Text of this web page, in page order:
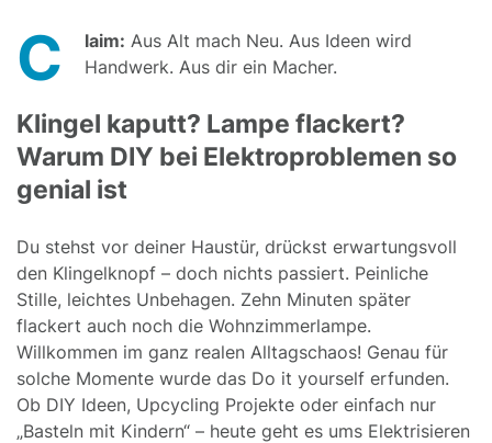
C laim: Aus Alt mach Neu. Aus Ideen wird
Handwerk. Aus dir ein Macher.
Klingel kaputt? Lampe flackert?
Warum DIY bei Elektroproblemen so
genial ist
Du stehst vor deiner Haustür, drückst erwartungsvoll
den Klingelknopf – doch nichts passiert. Peinliche
Stille, leichtes Unbehagen. Zehn Minuten später
flackert auch noch die Wohnzimmerlampe.
Willkommen im ganz realen Alltagschaos! Genau für
solche Momente wurde das Do it yourself erfunden.
Ob DIY Ideen, Upcycling Projekte oder einfach nur
„Basteln mit Kindern“ – heute geht es ums Elektrisieren